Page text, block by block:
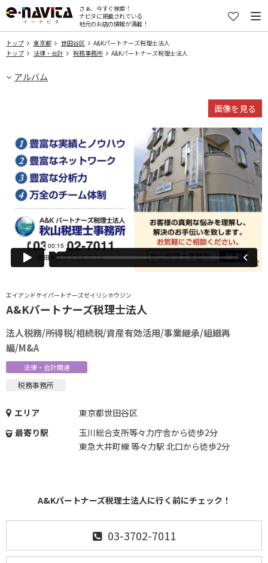
さぁ、今すぐ検索！
ナビタに掲載されている
地元のお店の情報が満載！
トップ 東京都 世田谷区
A&Kパートナーズ税理士法人
トップ
法律・会計 税務事務所 A&Kパートナーズ税理士法人
アルバム
エイアンドケイパートナーズゼイリシホウジン
A&Kパートナーズ税理士法人
法人税務/所得税/相続税/資産有効活用/事業継承/組織再
編/M&A
法律・会計関連
税務事務所
エリア
東京都世田谷区
最寄り駅
玉川総合支所等々力庁舎から徒歩2分
東急大井町線 等々力駅 北口から徒歩2分
A&Kパートナーズ税理士法人に行く前にチェック！
03-3702-7011
画像を見る